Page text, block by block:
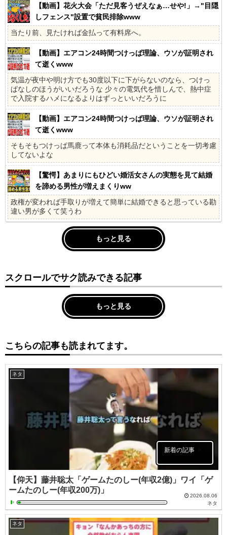
【動画】花火大会「ただ見客うぜえなぁ…せや!」→"目隠
しフェンス"設置で貧民排除www
当たり前、見たければ金払って有料席へ。
【動画】エアコン24時間つけっぱ理論、ウソが証明され
て逝くwww
気温が夜中や明け方でも30度以下に下がらないのなら、つけっ
ぱなしのほうがいいだろうな 少々の電気代を惜しんで、熱中症
で入院するハメになるよりはずっといいだろうに
【動画】エアコン24時間つけっぱ理論、ウソが証明され
て逝くwww
そもそもつけっぱ馬鹿って本体も消耗品だということを一切考慮
してないよな
【驚愕】あまりにもひどい婚活女さんの実態を見て結婚
を諦める男性が増えまくりww
政権が変われば手取りが増えて簡単に結婚できると思っている勘
違い男が多くて笑うわ
もっと見る
スクロールでサク読みできる記事
もっと見る
こちらの記事も読まれてます。
ネタ
新着の記事
【仰天】藤井聡太「ゲームたのしー(年収2億)」ワイ「ゲ
ームたのしー(年収200万)」
2026.08.06
ネタ
ネタ